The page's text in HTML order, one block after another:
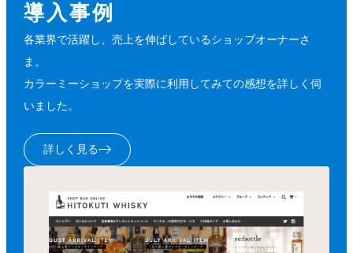
導入事例
各業界で活躍し、売上を伸ばしているショップオーナーさ
ま。
カラーミーショップを実際に利用してみての感想を詳しく伺
いました。
詳しく見る